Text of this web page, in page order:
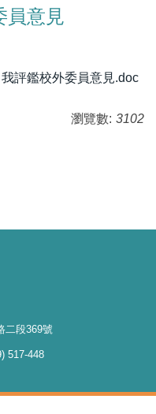
員意見
評鑑校外委員意見.doc
瀏覽數: 3102
二段369號
517-448